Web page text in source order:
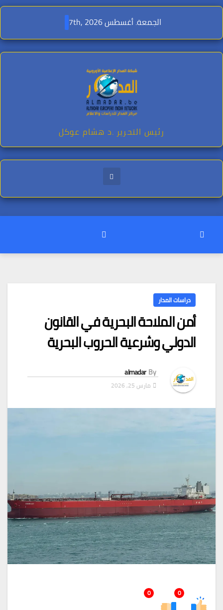
Skip
content
الجمعة. أغسطس 7th, 2026
رئيس التحرير .د هشام عوكل
دراسات المدار
أمن الملاحة البحرية في القانون
الدولي وشرعية الحروب البحرية
By
almadar
مارس 25, 2026
0
0